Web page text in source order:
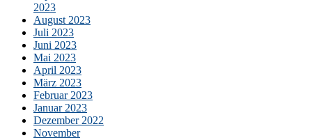
2023
August 2023
Juli 2023
Juni 2023
Mai 2023
April 2023
März 2023
Februar 2023
Januar 2023
Dezember 2022
November